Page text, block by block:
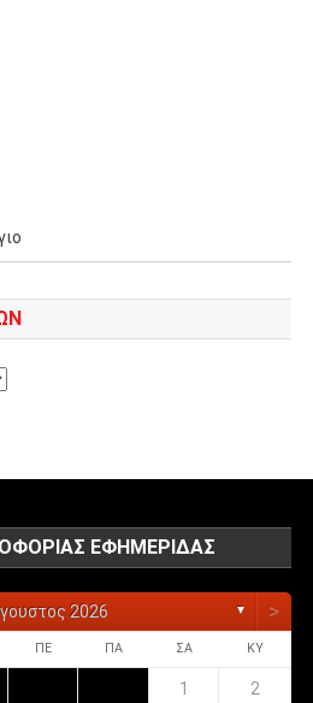
ΕΦΗΜΕΡΊΔΑΣ
2026 ▼ >
ΠΕ ΠΑ ΣΑ ΚΥ
1 2